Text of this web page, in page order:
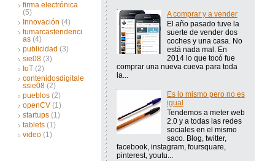
firma electrónica
(5)
Innovación (4)
tumarcastendenci
as (4)
publicidad (3)
sie08 (3)
IoT (2)
contenidosdigitale
ssie08 (2)
pueblos (2)
openCV (1)
startups (1)
tablets (1)
video (1)
A comprar y a vender
El año pasado tuve la
suerte de vender dos
coches y una casa. No
está nada mal. En
2014 lo que tocó fue
comprar una nueva cueva para toda
la...
Es lo mismo pero no es
igual
Tendemos a meter web
2.0 y a todas las redes
sociales en el mismo
saco. Blog, twitter,
facebook, instagram, foursquare,
pinterest, youtu...